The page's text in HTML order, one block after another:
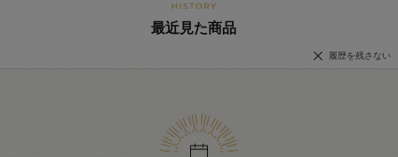
最近見た商品
履歴を残さない